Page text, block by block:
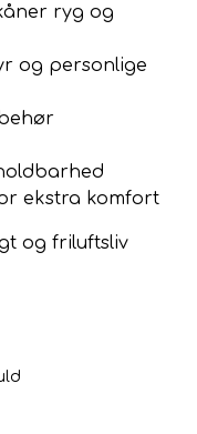
ryg og
og personlige
ekstra komfort
og friluftsliv